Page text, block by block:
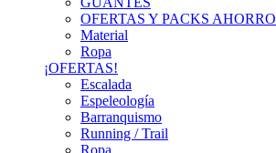
OFERTAS Y PACKS AHORRO
Material
Ropa
¡OFERTAS!
Escalada
Espeleología
Barranquismo
Running / Trail
Ropa